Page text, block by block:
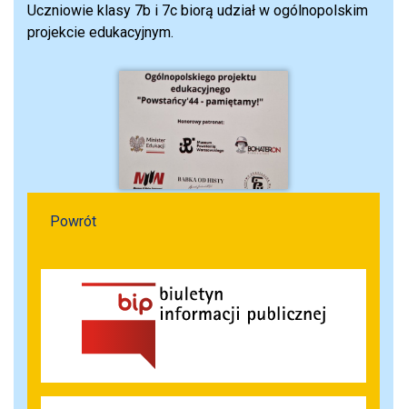
Uczniowie klasy 7b i 7c biorą udział w ogólnopolskim
projekcie edukacyjnym.
Powrót